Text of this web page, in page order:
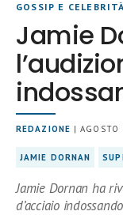
GOSSIP E CELEBRITÀ
Jamie
REDAZIONE | AGOSTO
JAMIE DORNAN
Jamie Dornan ha
d’acciaio